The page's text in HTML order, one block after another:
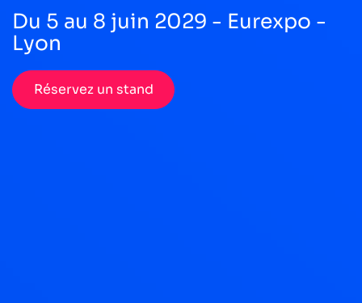
Du 5 au 8 juin 2029 - Eurexpo -
Lyon
Réservez un stand